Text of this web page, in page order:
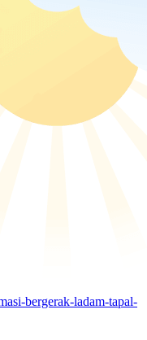
bergerak-ladam-tapal-